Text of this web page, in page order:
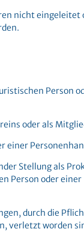
nicht eingeleitet
Person
oder als
einer
Stellung als
Person oder einer
durch die
verletzt worden